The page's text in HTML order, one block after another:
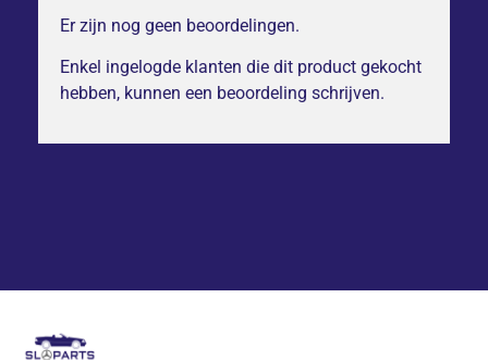
Er zijn nog geen beoordelingen.
Enkel ingelogde klanten die dit product gekocht
hebben, kunnen een beoordeling schrijven.